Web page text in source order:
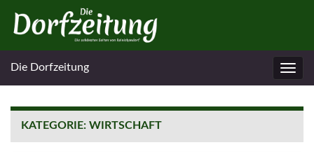
Die Dorfzeitung
KATEGORIE: WIRTSCHAFT